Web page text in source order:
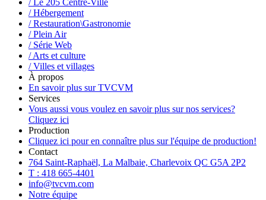
/ Le 205 Centre-Ville
/ Hébergement
/ Restauration\Gastronomie
/ Plein Air
/ Série Web
/ Arts et culture
/ Villes et villages
À propos
En savoir plus sur TVCVM
Services
Vous aussi vous voulez en savoir plus sur nos services?
Cliquez ici
Production
Cliquez ici pour en connaître plus sur l'équipe de production!
Contact
764 Saint-Raphaël, La Malbaie, Charlevoix QC G5A 2P2
T : 418 665-4401
info@tvcvm.com
Notre équipe